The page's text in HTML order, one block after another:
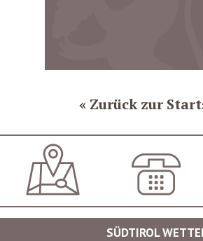
Zurück zur
ANFAHRT +39 0473
SÜDTIROL